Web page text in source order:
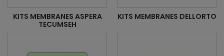
KITS MEMBRANES ASPERA
TECUMSEH
KITS MEMBRANES DELLORTO